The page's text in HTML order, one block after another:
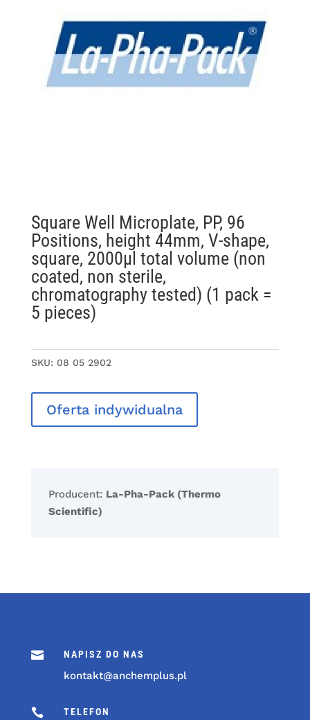
Square Well Microplate, PP, 96
Positions, height 44mm, V-shape,
square, 2000µl total volume (non
coated, non sterile,
chromatography tested) (1 pack =
5 pieces)
SKU: 08 05 2902
Oferta indywidualna
Producent: La-Pha-Pack (Thermo
Scientific)
 NAPISZ DO NAS
kontakt@anchemplus.pl
 TELEFON